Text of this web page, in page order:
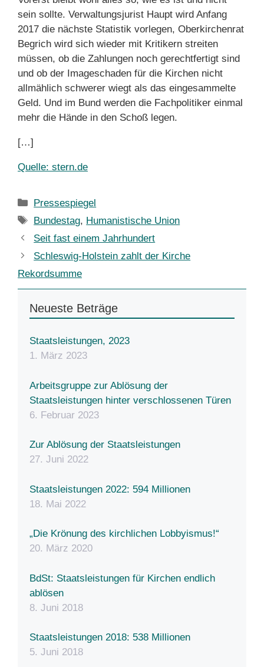
sein sollte. Verwaltungsjurist Haupt wird Anfang
2017 die nächste Statistik vorlegen, Oberkirchenrat
Begrich wird sich wieder mit Kritikern streiten
müssen, ob die Zahlungen noch gerechtfertigt sind
und ob der Imageschaden für die Kirchen nicht
allmählich schwerer wiegt als das eingesammelte
Geld. Und im Bund werden die Fachpolitiker einmal
mehr die Hände in den Schoß legen.
[…]
Quelle: stern.de
Kategorien
Pressespiegel
Schlagwörter
Bundestag, Humanistische Union
Seit fast einem Jahrhundert
Schleswig-Holstein zahlt der Kirche
Rekordsumme
Neueste Beträge
Staatsleistungen, 2023
1. März 2023
Arbeitsgruppe zur Ablösung der
Staatsleistungen hinter verschlossenen Türen
6. Februar 2023
Zur Ablösung der Staatsleistungen
27. Juni 2022
Staatsleistungen 2022: 594 Millionen
18. Mai 2022
„Die Krönung des kirchlichen Lobbyismus!“
20. März 2020
BdSt: Staatsleistungen für Kirchen endlich
ablösen
8. Juni 2018
Staatsleistungen 2018: 538 Millionen
5. Juni 2018